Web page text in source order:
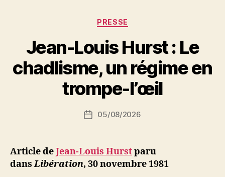
Catégories
PRESSE
Jean-Louis Hurst : Le
chadlisme, un régime en
trompe-l’œil
Auteur
de
a
r
N
ji
b
Date05/08/2026
Article deJean-Louis Hurstparu
dansLibération, 30 novembre 1981